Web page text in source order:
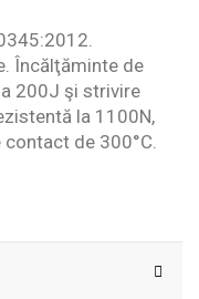
Încălţăminte de
200J şi strivire
la 1100N,
de 300°C.